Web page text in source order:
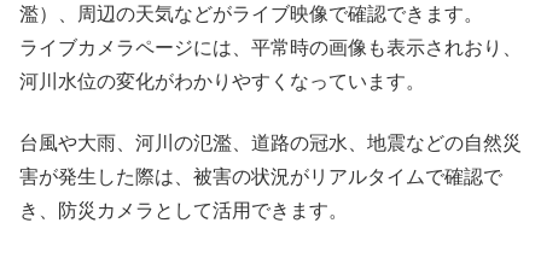
濫）、周辺の天気などがライブ映像で確認できます。
ライブカメラページには、平常時の画像も表示されおり、
河川水位の変化がわかりやすくなっています。
台風や大雨、河川の氾濫、道路の冠水、地震などの自然災
害が発生した際は、被害の状況がリアルタイムで確認で
き、防災カメラとして活用できます。